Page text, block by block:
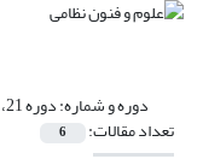
دوره و شماره:دوره 21، شماره 71، بهار 1404، صفحه 5-171
تعداد مقالات: 6